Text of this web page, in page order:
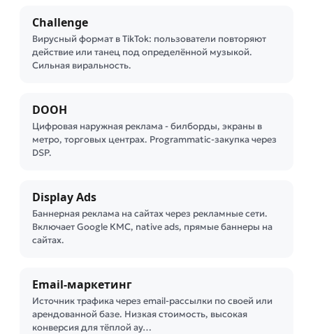
Challenge
Вирусный формат в TikTok: пользователи повторяют
действие или танец под определённой музыкой.
Сильная виральность.
DOOH
Цифровая наружная реклама - билборды, экраны в
метро, торговых центрах. Programmatic-закупка через
DSP.
Display Ads
Баннерная реклама на сайтах через рекламные сети.
Включает Google КМС, native ads, прямые баннеры на
сайтах.
Email-маркетинг
Источник трафика через email-рассылки по своей или
арендованной базе. Низкая стоимость, высокая
конверсия для тёплой ау…